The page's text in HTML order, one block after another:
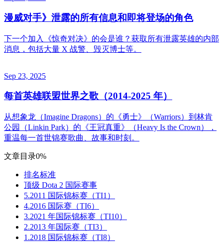
漫威对手》泄露的所有信息和即将登场的角色
下一个加入《惊奇对决》的会是谁？获取所有泄露英雄的内部
消息，包括大量 X 战警、毁灭博士等。
Sep 23, 2025
每首英雄联盟世界之歌（2014-2025 年）
从想象龙（Imagine Dragons）的《勇士》（Warriors）到林肯
公园（Linkin Park）的《王冠真重》（Heavy Is the Crown），
重温每一首世锦赛歌曲、故事和时刻。
文章目录0%
排名标准
顶级 Dota 2 国际赛事
5.2011 国际锦标赛（TI1）
4.2016 国际赛（TI6）
3.2021 年国际锦标赛（TI10）
2.2013 年国际赛（TI3）
1.2018 国际锦标赛（TI8）